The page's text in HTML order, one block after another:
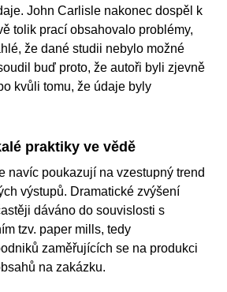
John Carlisle nakonec dospěl k
tolik prací obsahovalo problémy,
že dané studii nebylo možné
buď proto, že autoři byli zjevně
kvůli tomu, že údaje byly
praktiky ve vědě
navíc poukazují na vzestupný trend
výstupů. Dramatické zvýšení
dáváno do souvislosti s
tzv. paper mills, tedy
zaměřujících se na produkci
na zakázku.